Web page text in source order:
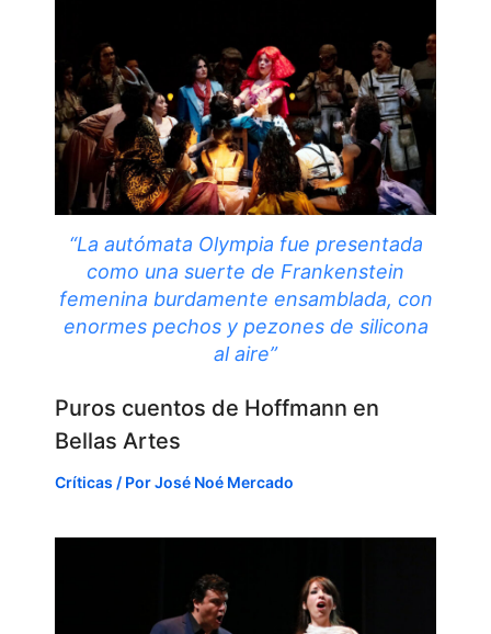
“La autómata Olympia fue presentada
como una suerte de Frankenstein
femenina burdamente ensamblada, con
enormes pechos y pezones de silicona
al aire”
Puros cuentos de Hoffmann en
Bellas Artes
Críticas / PorJosé Noé Mercado